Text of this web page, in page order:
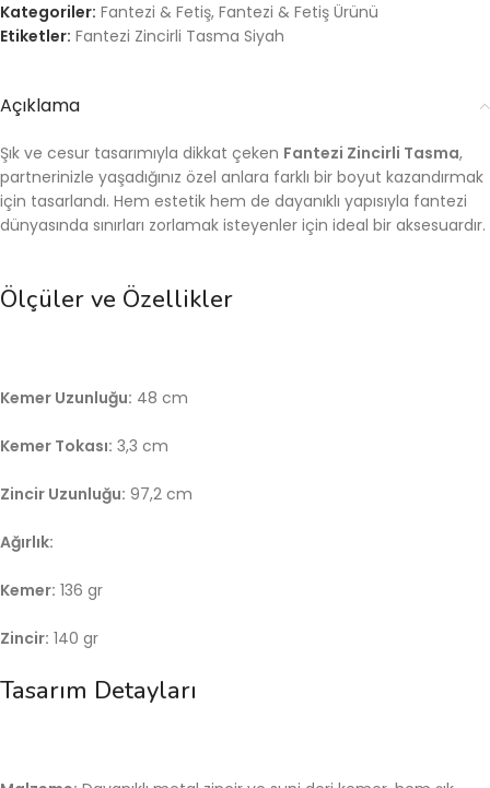
Kategoriler: Fantezi & Fetiş, Fantezi & Fetiş Ürünü
Etiketler: Fantezi Zincirli Tasma Siyah
Açıklama
Şık ve cesur tasarımıyla dikkat çeken Fantezi Zincirli Tasma,
partnerinizle yaşadığınız özel anlara farklı bir boyut kazandırmak
için tasarlandı. Hem estetik hem de dayanıklı yapısıyla fantezi
dünyasında sınırları zorlamak isteyenler için ideal bir aksesuardır.
Ölçüler ve Özellikler
Kemer Uzunluğu: 48 cm
Kemer Tokası: 3,3 cm
Zincir Uzunluğu: 97,2 cm
Ağırlık:
Kemer: 136 gr
Zincir: 140 gr
Tasarım Detayları